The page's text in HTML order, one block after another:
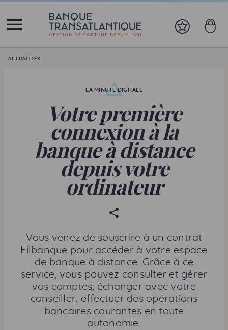
Vous êtes ici:
ACTUALITÉS
LA MINUTE DIGITALE
Votre première
connexion à la
banque à distance
depuis votre
ordinateur
r
t
a
g
e
r
c
e
Vous venez de souscrire à un contrat
Filbanque pour accéder à votre espace
de banque à distance. Grâce à ce
service, vous pouvez consulter et gérer
vos comptes, échanger avec votre
conseiller, effectuer des opérations
bancaires courantes en toute
autonomie.